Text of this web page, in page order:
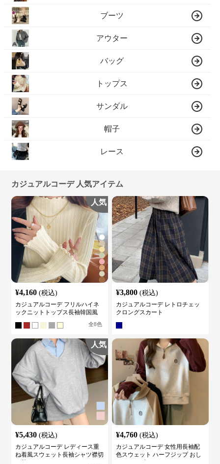
ブーツ
アウター
バッグ
トップス
サンダル
帽子
レース
カジュアルコーデ 人気アイテム
人気
¥4,160 (税込)
カジュアルコーデ フリルハイネ
ックニットトップス長袖韓国風
全8色
¥3,800 (税込)
カジュアルコーデ レトロチェッ
クロングスカート
人気
¥5,430 (税込)
カジュアルコーデ レディース重
ね着風スウェット長袖シャツ襟切
¥4,760 (税込)
カジュアルコーデ 女性用長袖配
色スウェット ハーフジップ おし